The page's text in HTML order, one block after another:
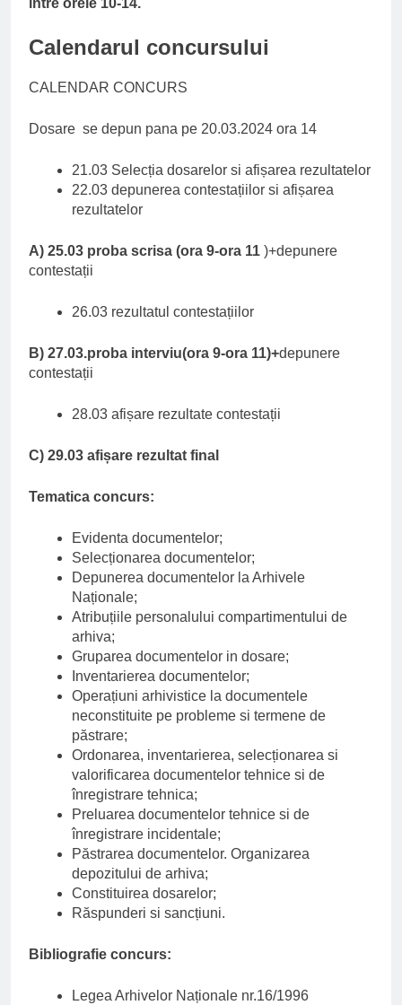
intre orele 10-14.
Calendarul concursului
CALENDAR CONCURS
Dosare se depun pana pe 20.03.2024 ora 14
21.03 Selecția dosarelor si afișarea rezultatelor
22.03 depunerea contestațiilor si afișarea
rezultatelor
A) 25.03 proba scrisa (ora 9-ora 11 )+depunere
contestații
26.03 rezultatul contestațiilor
B) 27.03.proba interviu(ora 9-ora 11)+depunere
contestații
28.03 afișare rezultate contestații
C) 29.03 afișare rezultat final
Tematica concurs:
Evidenta documentelor;
Selecționarea documentelor;
Depunerea documentelor la Arhivele
Naționale;
Atribuțiile personalului compartimentului de
arhiva;
Gruparea documentelor in dosare;
Inventarierea documentelor;
Operațiuni arhivistice la documentele
neconstituite pe probleme si termene de
păstrare;
Ordonarea, inventarierea, selecționarea si
valorificarea documentelor tehnice si de
înregistrare tehnica;
Preluarea documentelor tehnice si de
înregistrare incidentale;
Păstrarea documentelor. Organizarea
depozitului de arhiva;
Constituirea dosarelor;
Răspunderi si sancțiuni.
Bibliografie concurs:
Legea Arhivelor Naționale nr.16/1996